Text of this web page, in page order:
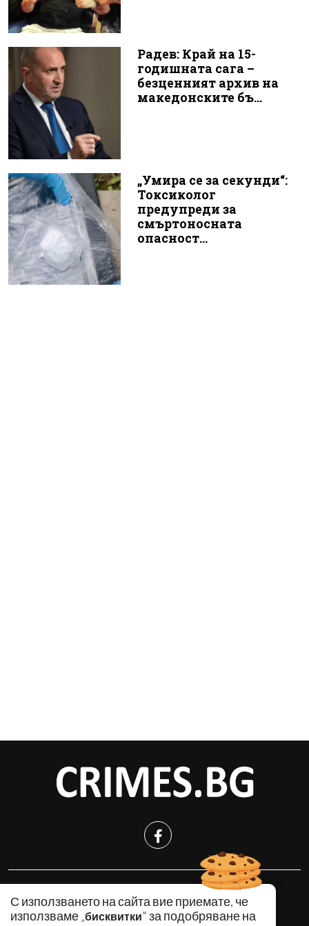
Радев: Край на 15-
годишната сага –
безценният архив на
македонските бъ...
„Умира се за секунди“:
Токсиколог
предупреди за
смъртоносната
опасност...
С използването на сайта вие приемате, че
използваме „бисквитки" за подобряване на
КРИМИНАЛНО
ИНЦИДЕНТИ